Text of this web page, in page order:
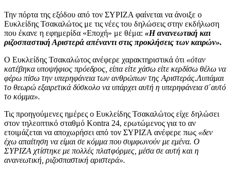
Την πόρτα της εξόδου από τον ΣΥΡΙΖΑ φαίνεται να άνοιξε ο
Ευκλείδης Τσακαλώτος με τις νέες του δηλώσεις στην εκδήλωση
που έκανε η εφημερίδα «Εποχή» με θέμα: «Η ανανεωτική και
ριζοσπαστική Αριστερά απέναντι στις προκλήσεις των καιρών».
Ο Ευκλείδης Τσακαλώτος ανέφερε χαρακτηριστικά ότι «όταν
κατέβηκα υποψήφιος πρόεδρος, είπα είτε χάσω είτε κερδίσω θέλω να
φέρω πίσω την υπερηφάνεια των ανθρώπων της Αριστεράς.Λυπάμαι
το θεωρώ εξαιρετικά δύσκολο να υπάρχει αυτή η υπερηφάνεια σ΄αυτό
το κόμμα».
Τις προηγούμενες ημέρες ο Ευκλείδης Τσακαλώτος είχε δηλώσει
στον τηλεοπτικό σταθμό Kontra 24, ερωτώμενος για το αν
ετοιμάζεται να αποχωρήσει από τον ΣΥΡΙΖΑ ανέφερε πως «δεν
έχω απαίτηση να είμαι σε κόμμα που συμφωνούν με εμένα. Ο
ΣΥΡΙΖΑ χτίστηκε με πολλές πλατφόρμες, μέσα σε αυτή και η
ανανεωτική, ριζοσπαστική αριστερά».